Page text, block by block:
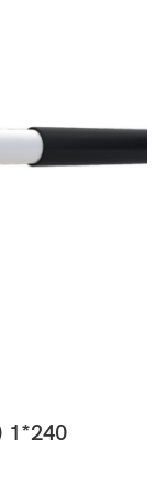
1*240